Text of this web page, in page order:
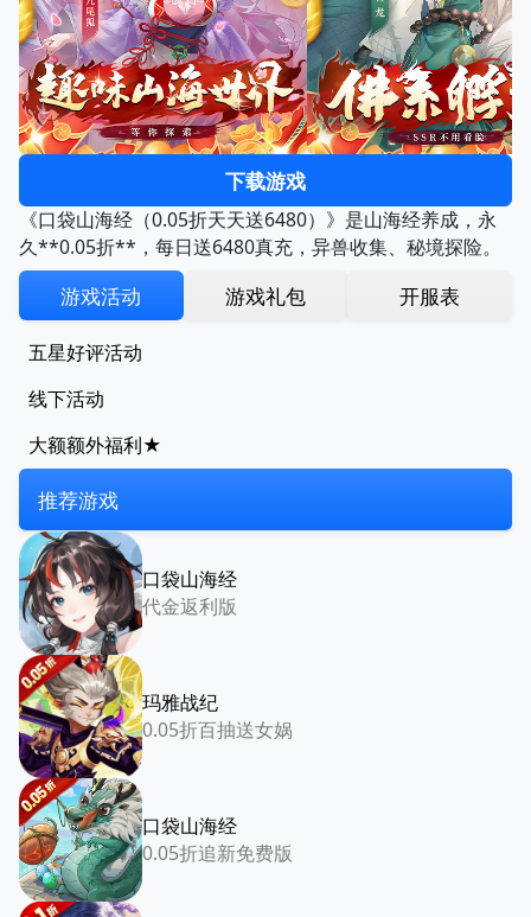
下载游戏
《口袋山海经（0.05折天天送6480）》是山海经养成，永
久**0.05折**，每日送6480真充，异兽收集、秘境探险。
游戏活动 游戏礼包 开服表
五星好评活动
线下活动
大额额外福利★
推荐游戏
口袋山海经
代金返利版
玛雅战纪
0.05折百抽送女娲
口袋山海经
0.05折追新免费版